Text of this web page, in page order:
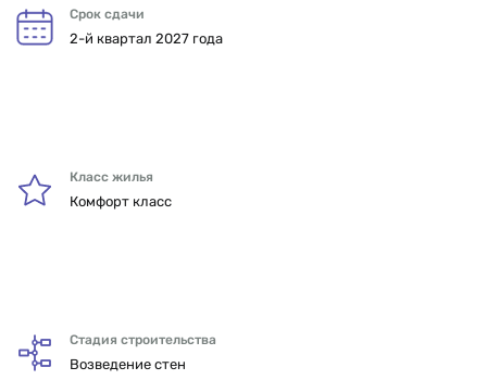
Срок сдачи
2-й квартал 2027 года
Класс жилья
Комфорт класс
Стадия строительства
Возведение стен